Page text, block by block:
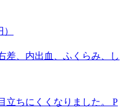
差、内出血、ふくらみ、し
立ちにくくなりました。 P